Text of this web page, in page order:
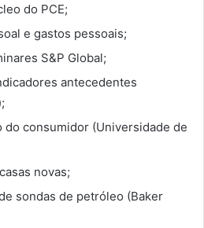
do PCE;
e gastos pessoais;
S&P Global;
antecedentes
do consumidor (Universidade de
novas;
sondas de petróleo (Baker